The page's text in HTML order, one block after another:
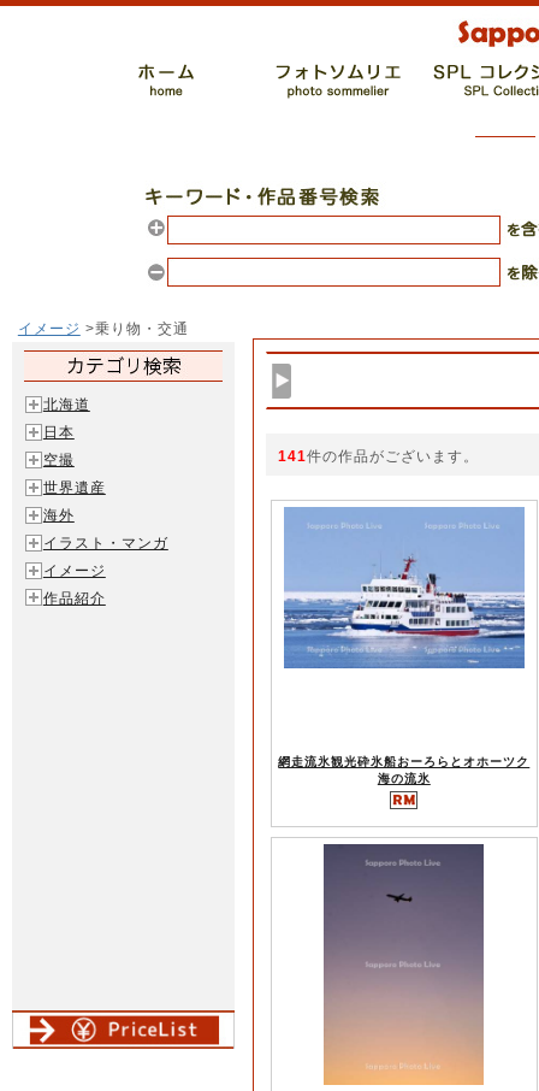
イメージ >乗り物・交通
141件の作品がございます。
網走流氷観光砕氷船おーろらとオホーツク
海の流氷
北海道
日本
空撮
世界遺産
海外
イラスト・マンガ
イメージ
作品紹介